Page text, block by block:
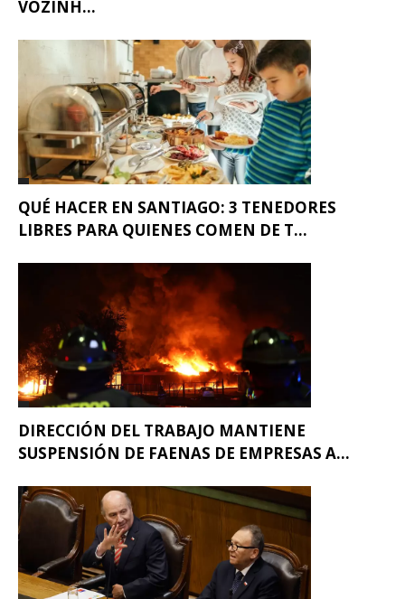
VOZINH...
QUÉ HACER EN SANTIAGO: 3 TENEDORES
LIBRES PARA QUIENES COMEN DE T...
DIRECCIÓN DEL TRABAJO MANTIENE
SUSPENSIÓN DE FAENAS DE EMPRESAS A...